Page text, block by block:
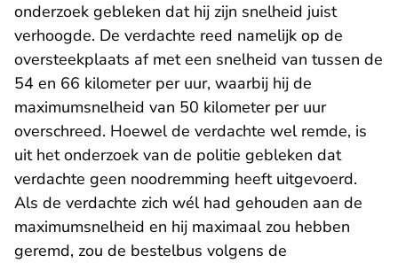
onderzoek gebleken dat hij zijn snelheid juist
verhoogde. De verdachte reed namelijk op de
oversteekplaats af met een snelheid van tussen de
54 en 66 kilometer per uur, waarbij hij de
maximumsnelheid van 50 kilometer per uur
overschreed. Hoewel de verdachte wel remde, is
uit het onderzoek van de politie gebleken dat
verdachte geen noodremming heeft uitgevoerd.
Als de verdachte zich wél had gehouden aan de
maximumsnelheid en hij maximaal zou hebben
geremd, zou de bestelbus volgens de